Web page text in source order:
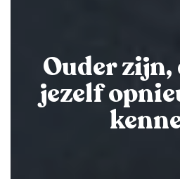
Ouder zijn,
jezelf